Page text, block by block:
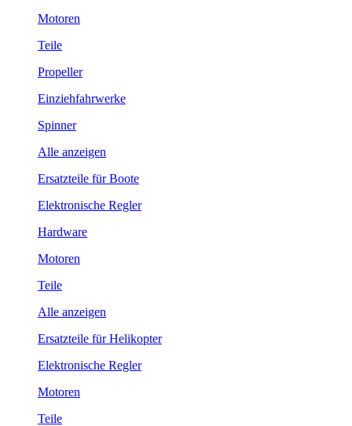
Motoren
Teile
Propeller
Einziehfahrwerke
Spinner
Alle anzeigen
Ersatzteile für Boote
Elektronische Regler
Hardware
Motoren
Teile
Alle anzeigen
Ersatzteile für Helikopter
Elektronische Regler
Motoren
Teile